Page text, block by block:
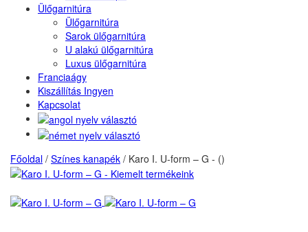
Ülőgarnitúra
Ülőgarnitúra
Sarok ülőgarnitúra
U alakú ülőgarnitúra
Luxus ülőgarnitúra
Franciaágy
Kiszállítás Ingyen
Kapcsolat
Főoldal / Színes kanapék / Karo I. U-form – G - ()